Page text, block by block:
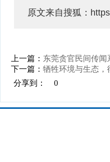
原文来自搜狐：
上一篇： 东莞贪官民间传闻
下一篇： 牺牲环境与生态，
分享到：
0